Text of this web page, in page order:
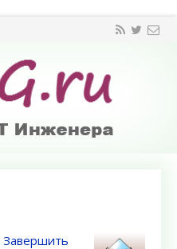
Завершить